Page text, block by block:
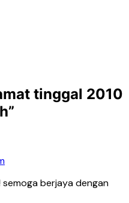
tinggal 2010
”
berjaya dengan